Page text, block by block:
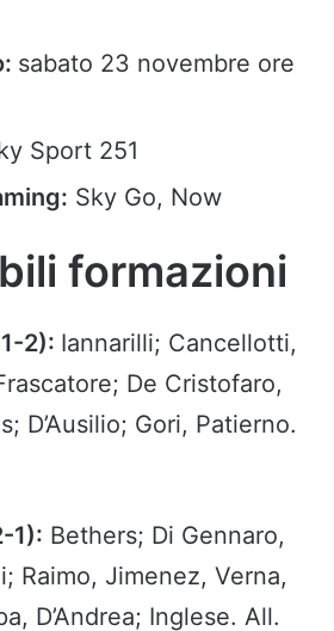
sabato 23 novembre ore
Sport 251
Sky Go, Now
formazioni
2): Iannarilli; Cancellotti,
De Cristofaro,
D’Ausilio; Gori, Patierno.
1): Bethers; Di Gennaro,
Raimo, Jimenez, Verna,
D’Andrea; Inglese. All.